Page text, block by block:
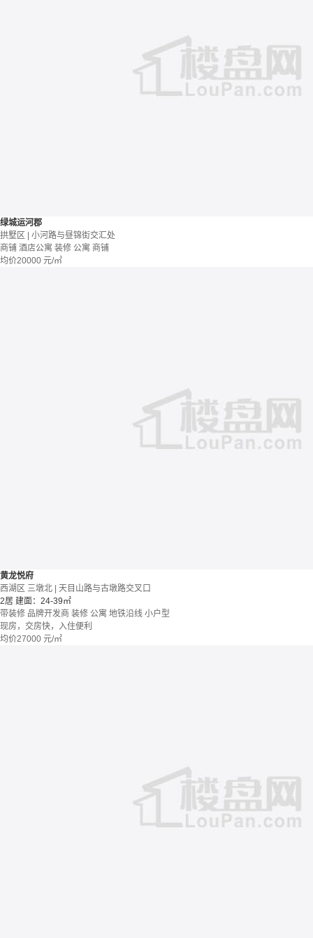
绿城运河郡
拱墅区 | 小河路与昼锦街交汇处
商铺 酒店公寓 装修 公寓 商铺
均价20000 元/㎡
黄龙悦府
西湖区 三墩北 | 天目山路与古墩路交叉口
2居 建面：24-39㎡
带装修 品牌开发商 装修 公寓 地铁沿线 小户型
现房，交房快，入住便利
均价27000 元/㎡